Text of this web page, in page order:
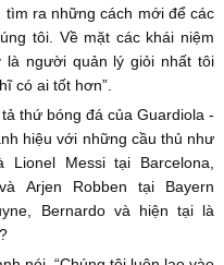
tìm ra những cách mới để các
tôi. Về mặt các khái niệm
là người quản lý giỏi nhất tôi
có ai tốt hơn”.
thứ bóng đá của Guardiola -
hiệu với những cầu thủ như
Lionel Messi tại Barcelona,
Arjen Robben tại Bayern
Bernardo và hiện tại là